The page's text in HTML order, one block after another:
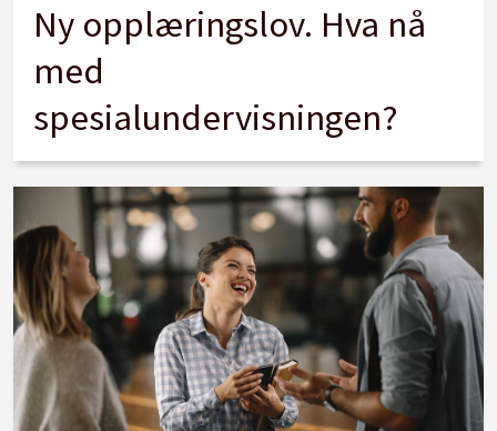
Ny opplæringslov. Hva nå
med
spesialundervisningen?